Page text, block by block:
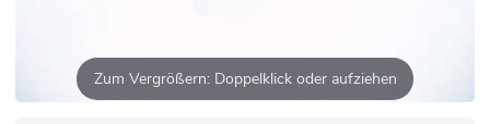
Zum Vergrößern: Doppelklick oder aufziehen